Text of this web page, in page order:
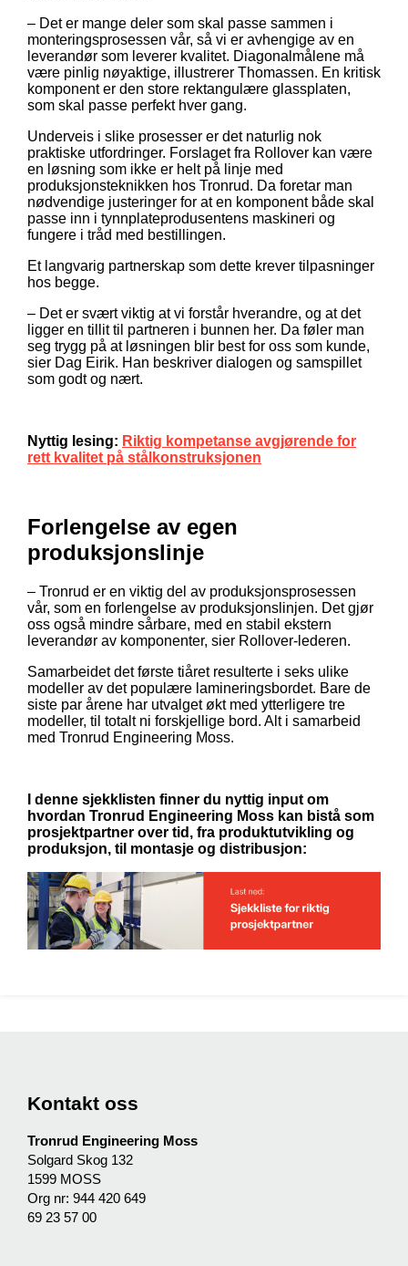
– Det er mange deler som skal passe sammen i
monteringsprosessen vår, så vi er avhengige av en
leverandør som leverer kvalitet. Diagonalmålene må
være pinlig nøyaktige, illustrerer Thomassen. En kritisk
komponent er den store rektangulære glassplaten,
som skal passe perfekt hver gang.
Underveis i slike prosesser er det naturlig nok
praktiske utfordringer. Forslaget fra Rollover kan være
en løsning som ikke er helt på linje med
produksjonsteknikken hos Tronrud. Da foretar man
nødvendige justeringer for at en komponent både skal
passe inn i tynnplateprodusentens maskineri og
fungere i tråd med bestillingen.
Et langvarig partnerskap som dette krever tilpasninger
hos begge.
– Det er svært viktig at vi forstår hverandre, og at det
ligger en tillit til partneren i bunnen her. Da føler man
seg trygg på at løsningen blir best for oss som kunde,
sier Dag Eirik. Han beskriver dialogen og samspillet
som godt og nært.
Nyttig lesing: Riktig kompetanse avgjørende for
rett kvalitet på stålkonstruksjonen
Forlengelse av egen
produksjonslinje
– Tronrud er en viktig del av produksjonsprosessen
vår, som en forlengelse av produksjonslinjen. Det gjør
oss også mindre sårbare, med en stabil ekstern
leverandør av komponenter, sier Rollover-lederen.
Samarbeidet det første tiåret resulterte i seks ulike
modeller av det populære lamineringsbordet. Bare de
siste par årene har utvalget økt med ytterligere tre
modeller, til totalt ni forskjellige bord. Alt i samarbeid
med Tronrud Engineering Moss.
I denne sjekklisten finner du nyttig input om
hvordan Tronrud Engineering Moss kan bistå som
prosjektpartner over tid, fra produktutvikling og
produksjon, til montasje og distribusjon:
Kontakt oss
Tronrud Engineering Moss
Solgard Skog 132
1599 MOSS
Org nr: 944 420 649
69 23 57 00